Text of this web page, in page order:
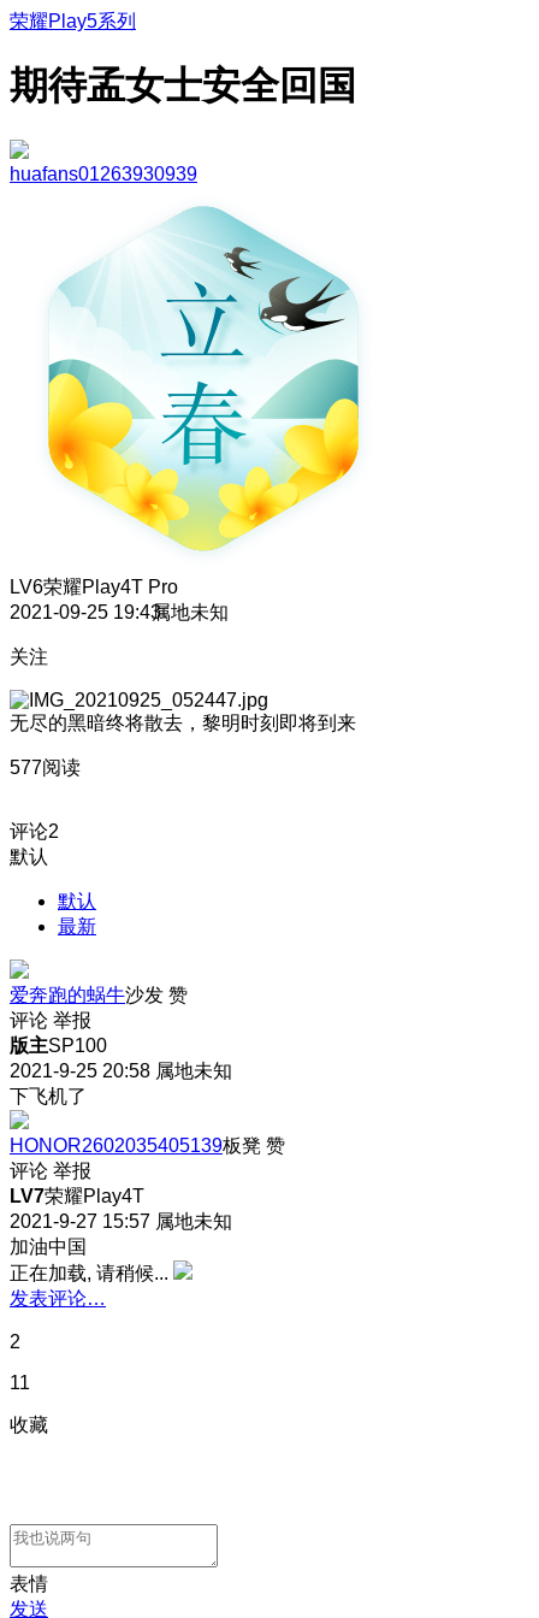
荣耀Play5系列
期待孟女士安全回国
huafans01263930939
LV6荣耀Play4T Pro
2021-09-25 19:43属地未知
关注
无尽的黑暗终将散去，黎明时刻即将到来
577阅读
评论2
默认
默认
最新
爱奔跑的蜗牛沙发 赞
评论 举报
版主SP100
2021-9-25 20:58 属地未知
下飞机了
HONOR2602035405139板凳 赞
评论 举报
LV7荣耀Play4T
2021-9-27 15:57 属地未知
加油中国
正在加载, 请稍候...
发表评论…
2
11
收藏
表情
发送